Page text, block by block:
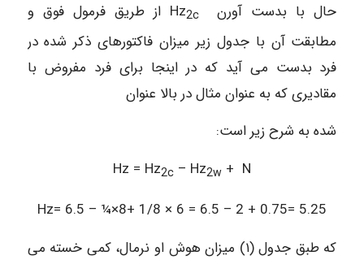
حال با بدست آورن Hz
2c
از طریق فرمول فوق و
مطابقت آن با جدول زیر میزان فاکتورهای ذکر شده در
فرد بدست می آید که در اینجا برای فرد مفروض با
مقادیری که به عنوان مثال در بالا عنوان
شده به شرح زیر است:
Hz = Hz2c – Hz2w + N
Hz= 6.5 – ¼×8+ 1/8 × 6 = 6.5 – 2 + 0.75= 5.25
که طبق جدول (۱) میزان هوش او نرمال، کمی خسته می